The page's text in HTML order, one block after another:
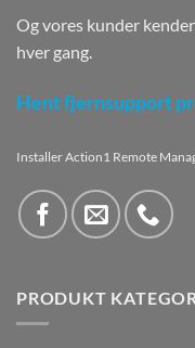
Og vores kunder
hver gang.
Hent fjernsupport
Installer Action1 Remote
PRODUKT